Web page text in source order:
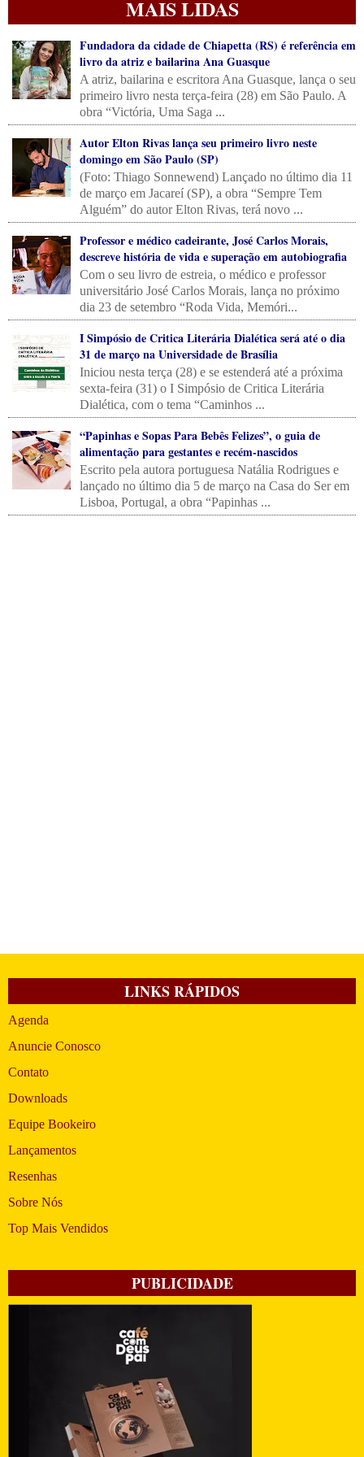
MAIS LIDAS
Fundadora da cidade de Chiapetta (RS) é referência em
livro da atriz e bailarina Ana Guasque
A atriz, bailarina e escritora Ana Guasque, lança o seu
primeiro livro nesta terça-feira (28) em São Paulo. A
obra “Victória, Uma Saga ...
Autor Elton Rivas lança seu primeiro livro neste
domingo em São Paulo (SP)
(Foto: Thiago Sonnewend) Lançado no último dia 11
de março em Jacareí (SP), a obra “Sempre Tem
Alguém” do autor Elton Rivas, terá novo ...
Professor e médico cadeirante, José Carlos Morais,
descreve história de vida e superação em autobiografia
Com o seu livro de estreia, o médico e professor
universitário José Carlos Morais, lança no próximo
dia 23 de setembro “Roda Vida, Memóri...
I Simpósio de Critica Literária Dialética será até o dia
31 de março na Universidade de Brasília
Iniciou nesta terça (28) e se estenderá até a próxima
sexta-feira (31) o I Simpósio de Critica Literária
Dialética, com o tema “Caminhos ...
“Papinhas e Sopas Para Bebês Felizes”, o guia de
alimentação para gestantes e recém-nascidos
Escrito pela autora portuguesa Natália Rodrigues e
lançado no último dia 5 de março na Casa do Ser em
Lisboa, Portugal, a obra “Papinhas ...
LINKS RÁPIDOS
Agenda
Anuncie Conosco
Contato
Downloads
Equipe Bookeiro
Lançamentos
Resenhas
Sobre Nós
Top Mais Vendidos
PUBLICIDADE